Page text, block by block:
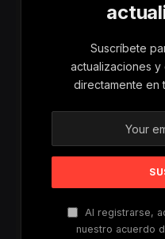
Suscríbete
actualizaciones y
directamente en
Al registrarse,
nuestro acuerdo